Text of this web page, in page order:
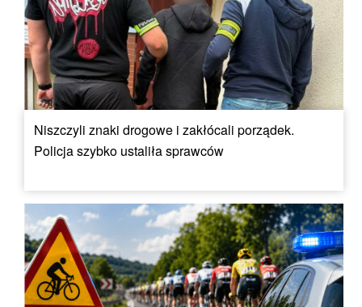
Niszczyli znaki drogowe i zakłócali porządek.
Policja szybko ustaliła sprawców